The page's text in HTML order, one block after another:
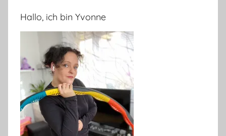
Hallo, ich bin Yvonne